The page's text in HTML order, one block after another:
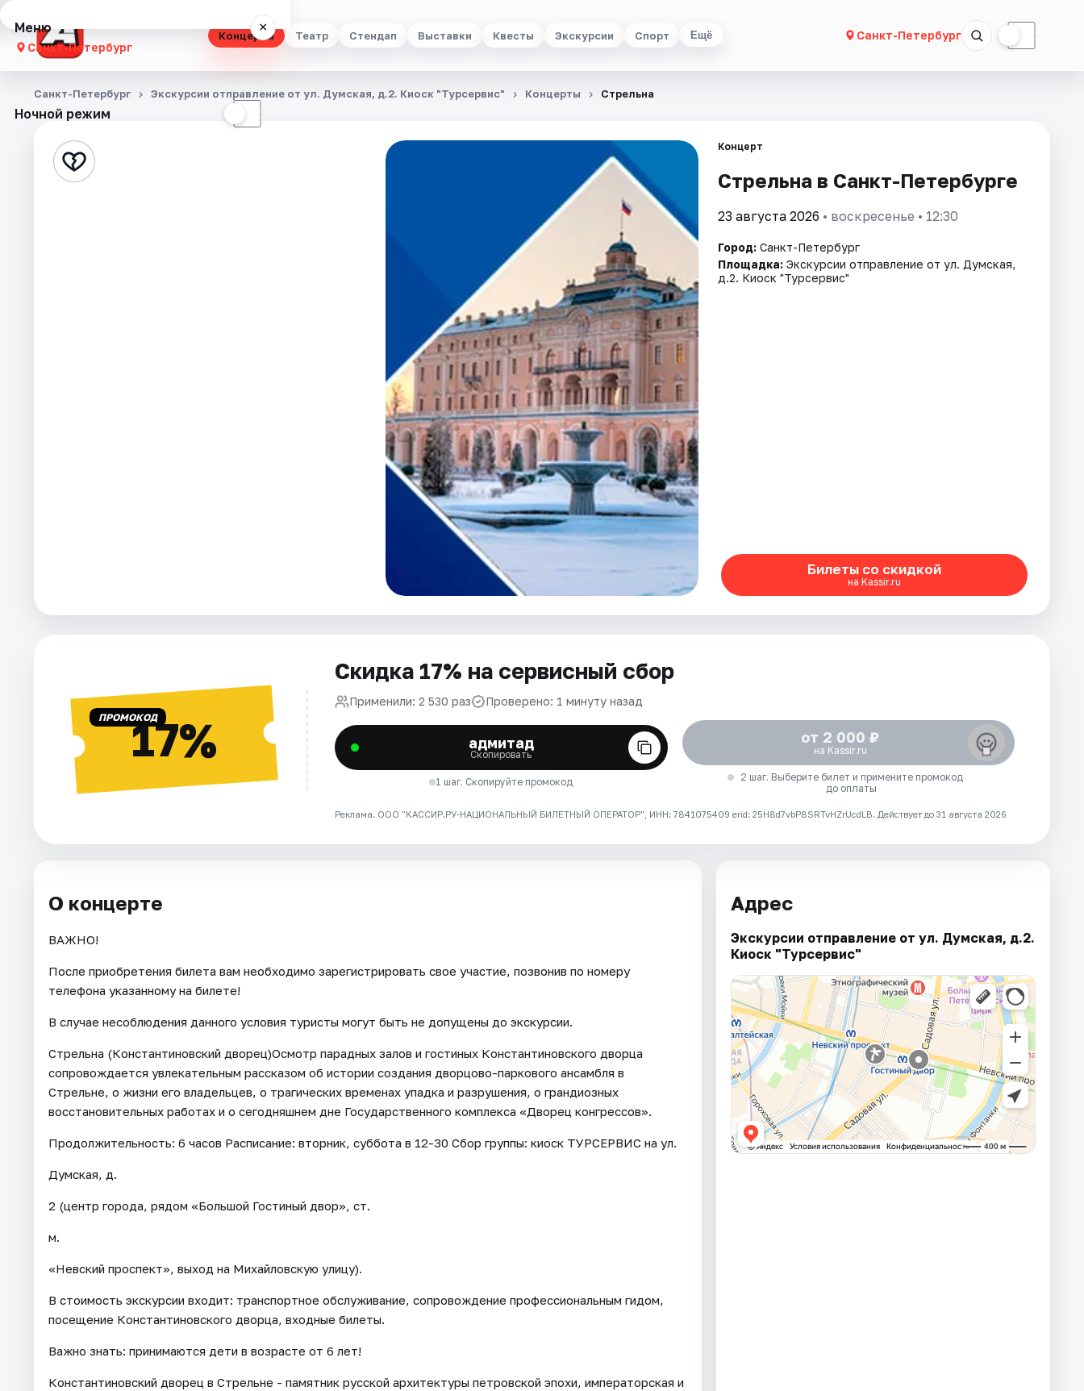
Концерты Театр Стендап Выставки Квесты Экскурсии Спорт Ещё Санкт-Петербург ☾
Меню ×
Санкт-Петербург
Концерты
Стендап
Ночной режим ☾
Санкт-Петербург Экскурсии отправление от ул. Думская, д.2. Киоск "Турсервис" Концерты Стрельна
Концерт
Стрельна в Санкт-Петербурге
23 августа 2026 • воскресенье • 12:30
Город: Санкт-Петербург
Площадка: Экскурсии отправление от ул. Думская,
д.2. Киоск "Турсервис"
Билеты со скидкой
на Kassir.ru
ПРОМОКОД17%
Скидка 17% на сервисный сбор
Применили: 2 530 раз Проверено: 1 минуту назад
адмитад
Скопировать
1 шаг. Скопируйте промокод
от 2 000 ₽
на Kassir.ru
2 шаг. Выберите билет и примените промокод
до оплаты
Реклама. ООО "КАССИР.РУ-НАЦИОНАЛЬНЫЙ БИЛЕТНЫЙ ОПЕРАТОР", ИНН: 7841075409 erid: 25H8d7vbP8SRTvHZrUcdLB. Действует до 31 августа 2026
О концерте
ВАЖНО!
После приобретения билета вам необходимо зарегистрировать свое участие, позвонив по номеру
телефона указанному на билете!
В случае несоблюдения данного условия туристы могут быть не допущены до экскурсии.
Стрельна (Константиновский дворец)Осмотр парадных залов и гостиных Константиновского дворца
сопровождается увлекательным рассказом об истории создания дворцово-паркового ансамбля в
Стрельне, о жизни его владельцев, о трагических временах упадка и разрушения, о грандиозных
восстановительных работах и о сегодняшнем дне Государственного комплекса «Дворец конгрессов».
Продолжительность: 6 часов Расписание: вторник, суббота в 12-30 Сбор группы: киоск ТУРСЕРВИС на ул.
Думская, д.
2 (центр города, рядом «Большой Гостиный двор», ст.
м.
«Невский проспект», выход на Михайловскую улицу).
В стоимость экскурсии входит: транспортное обслуживание, сопровождение профессиональным гидом,
посещение Константиновского дворца, входные билеты.
Важно знать: принимаются дети в возрасте от 6 лет!
Константиновский дворец в Стрельне - памятник русской архитектуры петровской эпохи, императорская и
Адрес
Экскурсии отправление от ул. Думская, д.2.
Киоск "Турсервис"